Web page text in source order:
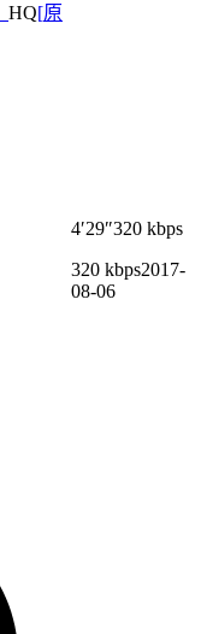
HQ[原
4′29″320 kbps
320 kbps2017-
08-06